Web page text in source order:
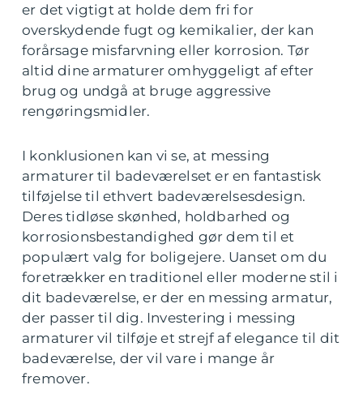
er det vigtigt at holde dem fri for
overskydende fugt og kemikalier, der kan
forårsage misfarvning eller korrosion. Tør
altid dine armaturer omhyggeligt af efter
brug og undgå at bruge aggressive
rengøringsmidler.
I konklusionen kan vi se, at messing
armaturer til badeværelset er en fantastisk
tilføjelse til ethvert badeværelsesdesign.
Deres tidløse skønhed, holdbarhed og
korrosionsbestandighed gør dem til et
populært valg for boligejere. Uanset om du
foretrækker en traditionel eller moderne stil i
dit badeværelse, er der en messing armatur,
der passer til dig. Investering i messing
armaturer vil tilføje et strejf af elegance til dit
badeværelse, der vil vare i mange år
fremover.